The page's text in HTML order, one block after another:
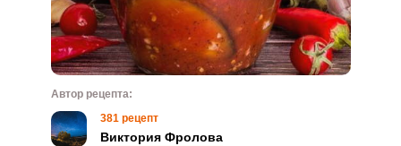
Автор рецепта:
381 рецепт
Виктория Фролова